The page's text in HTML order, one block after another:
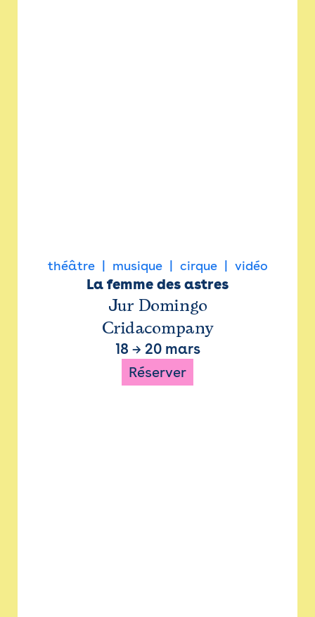
théâtre musique cirque vidéo
La femme des astres
Jur Domingo
Cridacompany
18 → 20 mars
Réserver